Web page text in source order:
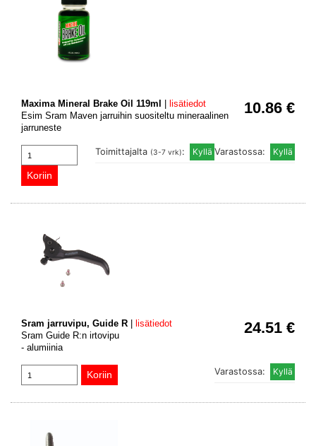
10.86 €
Maxima Mineral Brake Oil 119ml
lisätiedot
Esim Sram Maven jarruihin suositeltu mineraalinen
jarruneste
Varastossa:
Toimittajalta (3-7 vrk):
24.51 €
Sram jarruvipu, Guide R | lisätiedot
Sram Guide R:n irtovipu
- alumiinia
Varastossa: